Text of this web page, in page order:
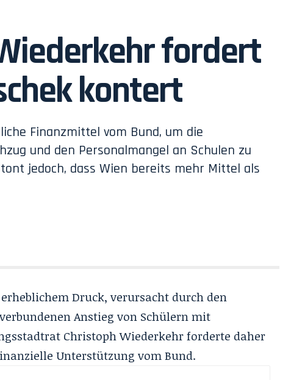
fordert
kontert
Finanzmittel vom Bund, um die
und den Personalmangel an Schulen zu
jedoch, dass Wien bereits mehr Mittel als
Druck, verursacht durch den
Anstieg von Schülern mit
Christoph Wiederkehr forderte daher
Unterstützung vom Bund.